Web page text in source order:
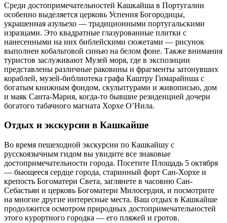
Среди достопримечательностей Кашкайша в Португалии
особенно выделяется церковь Успения Богородицы,
украшенная азульехо — традиционными португальскими
изразцами. Это квадратные глазурованные плитки с
нанесенными на них библейскими сюжетами — рисунок
выполнен кобальтовой синью на белом фоне. Также внимания
туристов заслуживают Музей моря, где в экспозиции
представлены различные раковины и фрагменты затонувших
кораблей, музей-библиотека графа Каштру Гимарайнша с
богатым книжным фондом, скульптурами и живописью, дом
и маяк Санта-Мария, когда-то бывшие резиденцией дочери
богатого табачного магната Хорхе О’Нила.
Отдых и экскурсии в Кашкайше
Во время пешеходной экскурсии по Кашкайшу с
русскоязычным гидом вы увидите все знаковые
достопримечательности города. Посетите Площадь 5 октября
— бьющееся сердце города, старинный форт Сан-Хорхе и
крепость Богоматери Света, заглянете в часовню Сан-
Себастьян и церковь Богоматери Милосердия, и посмотрите
на многие другие интересные места. Ваш отдых в Кашкайше
продолжится осмотром природных достопримечательностей
этого курортного городка — его пляжей и гротов.